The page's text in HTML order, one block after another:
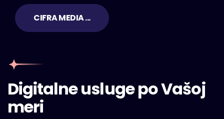
CIFRA MEDIA ...
Digitalne usluge po Vašoj
meri